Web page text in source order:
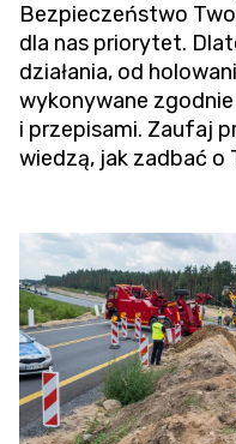
Bezpieczeństwo
dla nas priorytet.
działania, od
wykonywane
i przepisami. Zaufaj
wiedzą, jak zadbać o